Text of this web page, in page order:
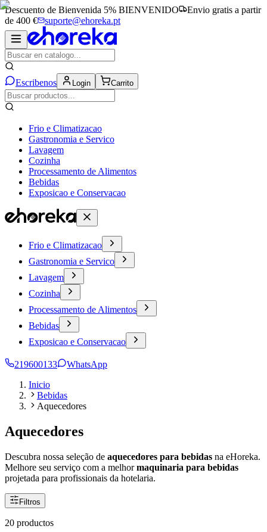
Descuento de Bienvenida 5% BIENVENIDO
Envio gratis a partir
de 400 €
suporte@ehoreka.pt
Escribenos Login Carrito
Frio e Climatizacao
Gastronomia e Servico
Lavagem
Cozinha
Processamento de Alimentos
Bebidas
Exposicao e Conservacao
Frio e Climatizacao
Gastronomia e Servico
Lavagem
Cozinha
Processamento de Alimentos
Bebidas
Exposicao e Conservacao
219600133
WhatsApp
Inicio
Bebidas
Aquecedores
Aquecedores
Descubra nossa seleção de aquecedores para bebidas na eHoreka.
Melhore seu serviço com a melhormaquinaria para bebidas
projetada para profissionais da hotelaria.
Filtros
20 productos